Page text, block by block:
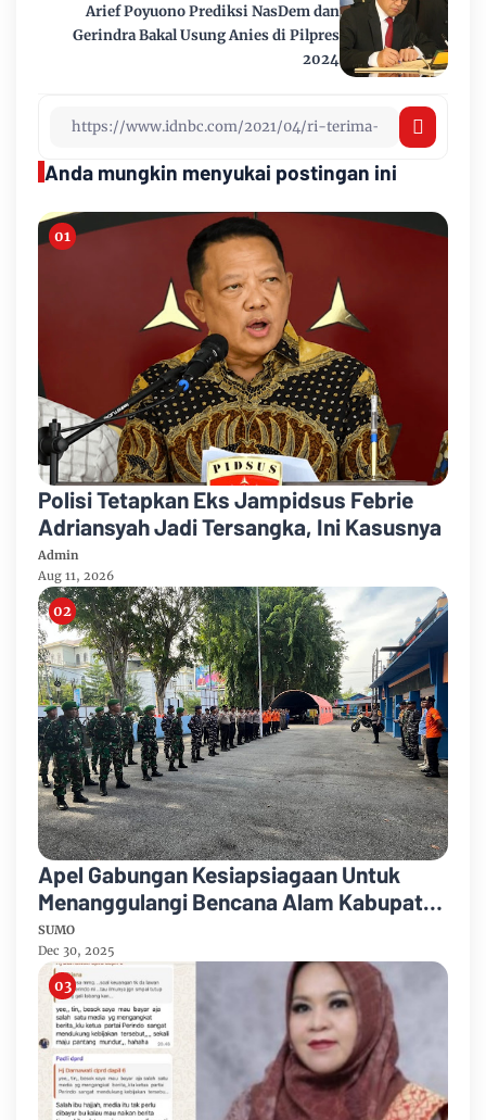
Arief Poyuono Prediksi NasDem dan
Gerindra Bakal Usung Anies di Pilpres
2024
Anda mungkin menyukai postingan ini
Polisi Tetapkan Eks Jampidsus Febrie
Adriansyah Jadi Tersangka, Ini Kasusnya
Admin
Aug 11, 2026
Apel Gabungan Kesiapsiagaan Untuk
Menanggulangi Bencana Alam Kabupaten
Bengkalis
SUMO
Dec 30, 2025